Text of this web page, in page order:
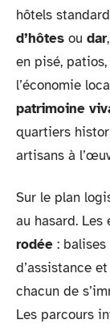
hôtels
d’hôtes ou dar
en pisé,
l’économie
patrimoine
quartiers
artisans à
Sur le plan
au hasard. Les
rodée : balises
d’assistance
chacun de
Les parcours